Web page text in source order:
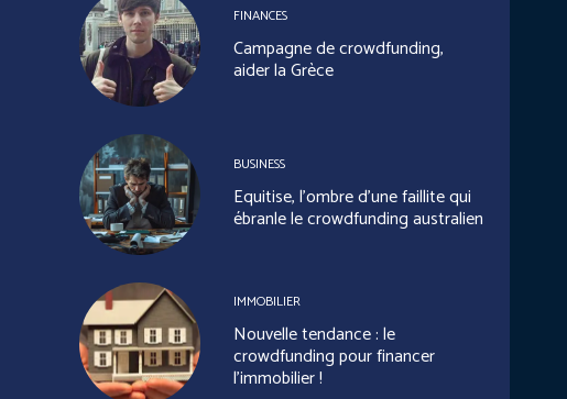
FINANCES
Campagne de crowdfunding,
aider la Grèce
BUSINESS
Equitise, l’ombre d’une faillite qui
ébranle le crowdfunding australien
IMMOBILIER
Nouvelle tendance : le
crowdfunding pour financer
l’immobilier !